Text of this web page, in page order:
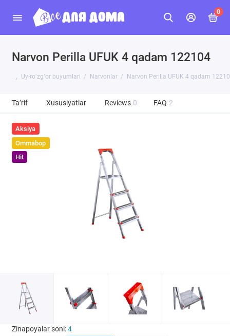
0
Narvon Perilla UFUK 4 qadam 122104
Uy-roʻzgʻor buyumlari Narvonlar Narvon Perilla UFUK 4 qadam
Ta’rif Xususiyatlar Reviews 0 FAQ 2
Aksiya
Ommabop
Hit
Zinapoyalar soni:4